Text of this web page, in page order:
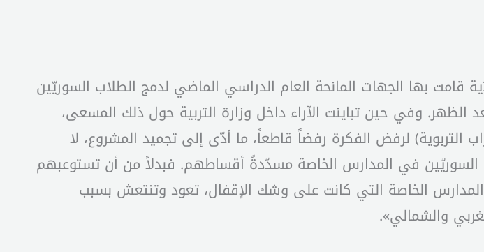
قامت بها الجهات المانحة العام الدراسي الماضي لدمج الطلاب السوريّين
الظهر. وفي حين تباينت الآراء داخل وزارة التربية حول ذلك المسعى،
لرفض الفكرة رفضاً قاطعاً، ما أدّى إلى تجميد المشروع، لا
السوريّين في المدارس الخاصة مسدّدةً أقساطهم. فبدلاً من أن تستوعبهم
الخاصة التي كانت على وشك الإقفال، تعود وتنتعش بسبب
والشمالي».